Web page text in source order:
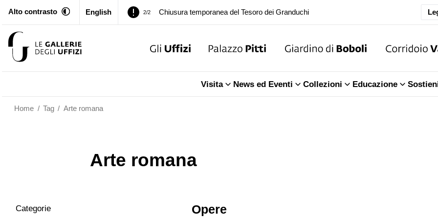
Alto contrasto English 2/2 Chiusura temporanea del Tesoro dei Granduchi
Visita News ed Eventi Collezioni Educazione
Home / Tag / Arte romana
Arte romana
Categorie Opere